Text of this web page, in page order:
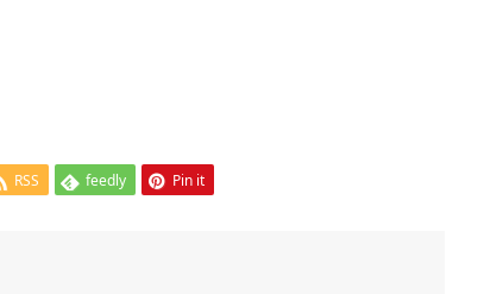
RSS feedly Pin it